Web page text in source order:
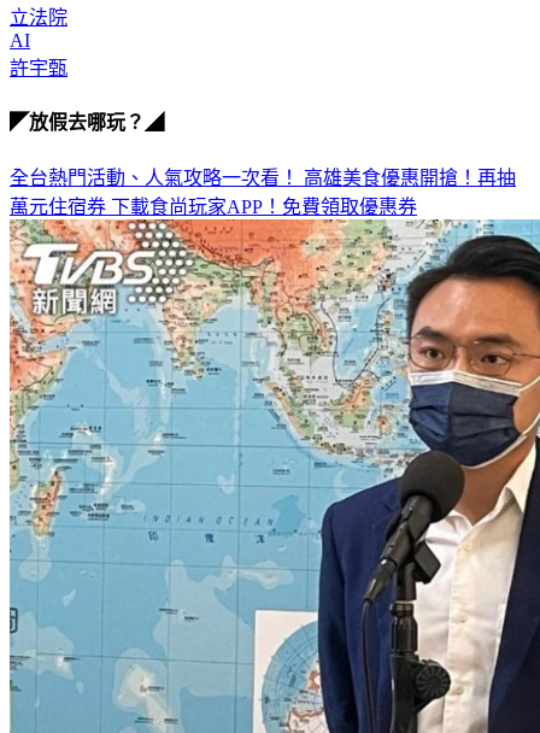
立法院
AI
許宇甄
◤放假去哪玩？◢
全台熱門活動、人氣攻略一次看！ 高雄美食優惠開搶！再抽
萬元住宿券 下載食尚玩家APP！免費領取優惠券